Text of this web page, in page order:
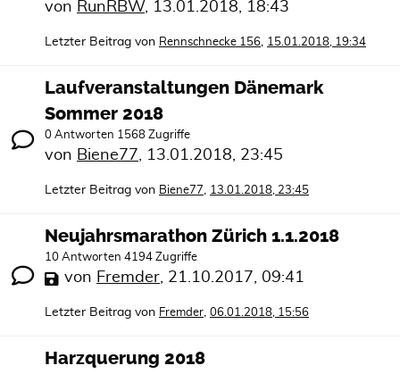
von RunRBW 13.01.2018, 18:43
Letzter Beitrag von Rennschnecke 156 15.01.2018, 19:34
Laufveranstaltungen Dänemark
Sommer 2018
0 Antworten 1568 Zugriffe
von Biene77 13.01.2018, 23:45
Letzter Beitrag von Biene77 13.01.2018, 23:45
Neujahrsmarathon Zürich 1.1.2018
10 Antworten 4194 Zugriffe
von Fremder 21.10.2017, 09:41
Letzter Beitrag von Fremder 06.01.2018, 15:56
Harzquerung 2018